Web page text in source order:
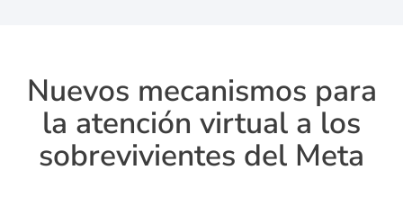
Nuevos mecanismos para
la atención virtual a los
sobrevivientes del Meta